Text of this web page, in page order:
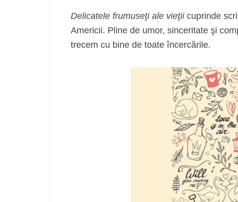
Delicatele frumuseţi ale vieţiicuprinde
Americii. Pline de umor, sinceritate şi
trecem cu bine de toate încercările.